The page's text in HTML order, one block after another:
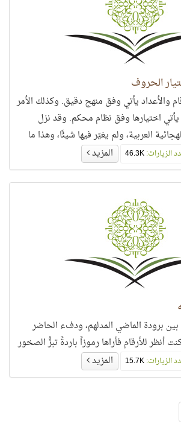
الحروف
والأعداد يأتي وفق منهج دقيق. وكذلك الأمر
يأتي اختيارها وفق نظام محكم. وقد نزل
العربية، ولم يغيّر فيها شيئًا، وهذا ما
إنها توقيفية. وإذا كانت هذه الحروف
أيضًا توقيفي، وهذا ما سوف يتأكَّد لدينا من
بين حروف القرآن وترتيبها الهجائي، من خلال
التأويل. الحروف المقطَّعة هي الحروف
سورة من سور القرآن.
الزيارات:46.3K المزيد
برودة الماضي المدلهم، ودفء الحاضر
أنظر للأرقام فأراها رموزاً باردةً تبزُّ الصخور
الزيارات:15.7K المزيد